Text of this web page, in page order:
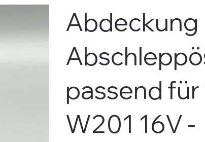
Abdeckung
passend für
W201 16V -